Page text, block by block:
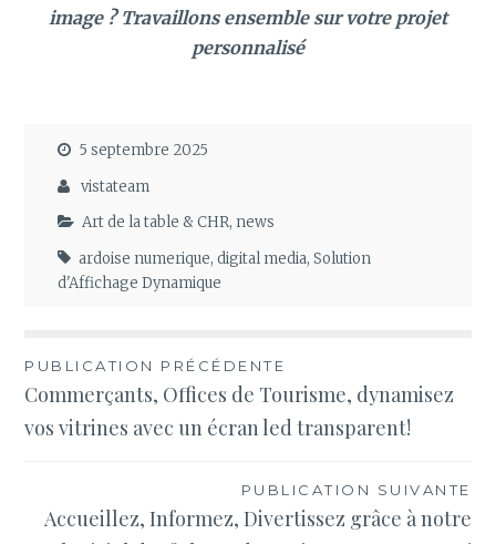
image ? Travaillons ensemble sur votre projet
personnalisé
5 septembre 2025
vistateam
Art de la table & CHR, news
ardoise numerique,digital media,Solution
d'Affichage Dynamique
Navigation
de
PUBLICATION PRÉCÉDENTE
Commerçants, Offices de Tourisme, dynamisez
vos vitrines avec un écran led transparent!
PUBLICATION SUIVANTE
Accueillez, Informez, Divertissez grâce à notre